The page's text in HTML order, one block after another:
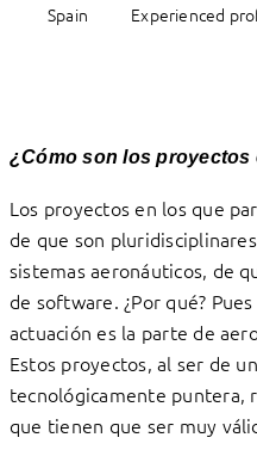
Spain Experienced
¿Cómo son los proyectos
Los proyectos en los que
de que son
sistemas aeronáuticos, de
de software. ¿Por qué?
actuación es la parte de
Estos proyectos, al ser de
tecnológicamente puntera,
que tienen que ser muy